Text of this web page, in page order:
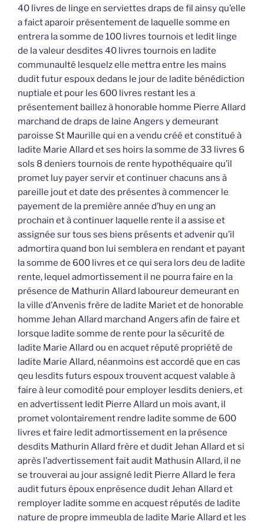
40 livres de linge en serviettes draps de fil ainsy qu’elle
a faict aparoir présentement de laquelle somme en
entrera la somme de 100 livres tournois et ledit linge
de la valeur desdites 40 livres tournois en ladite
communaulté lesquelz elle mettra entre les mains
dudit futur espoux dedans le jour de ladite bénédiction
nuptiale et pour les 600 livres restant les a
présentement baillez à honorable homme Pierre Allard
marchand de draps de laine Angers y demeurant
paroisse St Maurille qui en a vendu créé et constitué à
ladite Marie Allard et ses hoirs la somme de 33 livres 6
sols 8 deniers tournois de rente hypothéquaire qu’il
promet luy payer servir et continuer chacuns ans à
pareille jout et date des présentes à commencer le
payement de la première année d’huy en ung an
prochain et à continuer laquelle rente il a assise et
assignée sur tous ses biens présents et advenir qu’il
admortira quand bon lui semblera en rendant et payant
la somme de 600 livres et ce qui sera lors deu de ladite
rente, lequel admortissement il ne pourra faire en la
présence de Mathurin Allard laboureur demeurant en
la ville d’Anvenis frère de ladite Mariet et de honorable
homme Jehan Allard marchand Angers afin de faire et
lorsque ladite somme de rente pour la sécurité de
ladite Marie Allard ou en acquet réputé propriété de
ladite Marie Allard, néanmoins est accordé que en cas
qeu lesdits futurs espoux trouvent acquest valable à
faire à leur comodité pour employer lesdits deniers, et
en advertissent ledit Pierre Allard un mois avant, il
promet volontairement rendre ladite somme de 600
livres et faire ledit admortissement en la présence
desdits Mathurin Allard frère et dudit Jehan Allard et si
après l’advertissement fait audit Mathusin Allard, il ne
se trouverai au jour assigné ledit Pierre Allard le fera
audit futurs époux enprésence dudit Jehan Allard et
remployer ladite somme en acquest réputés de ladite
nature de propre immeubla de ladite Marie Allard et les